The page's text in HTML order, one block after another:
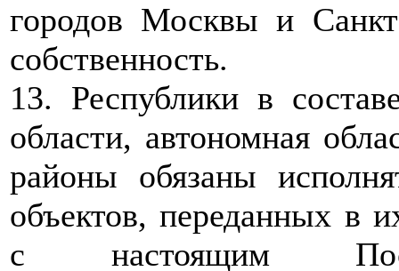
городов Москвы и
собственность.
13. Республики в
области, автономная
районы обязаны
объектов, переданных в
с настоящим